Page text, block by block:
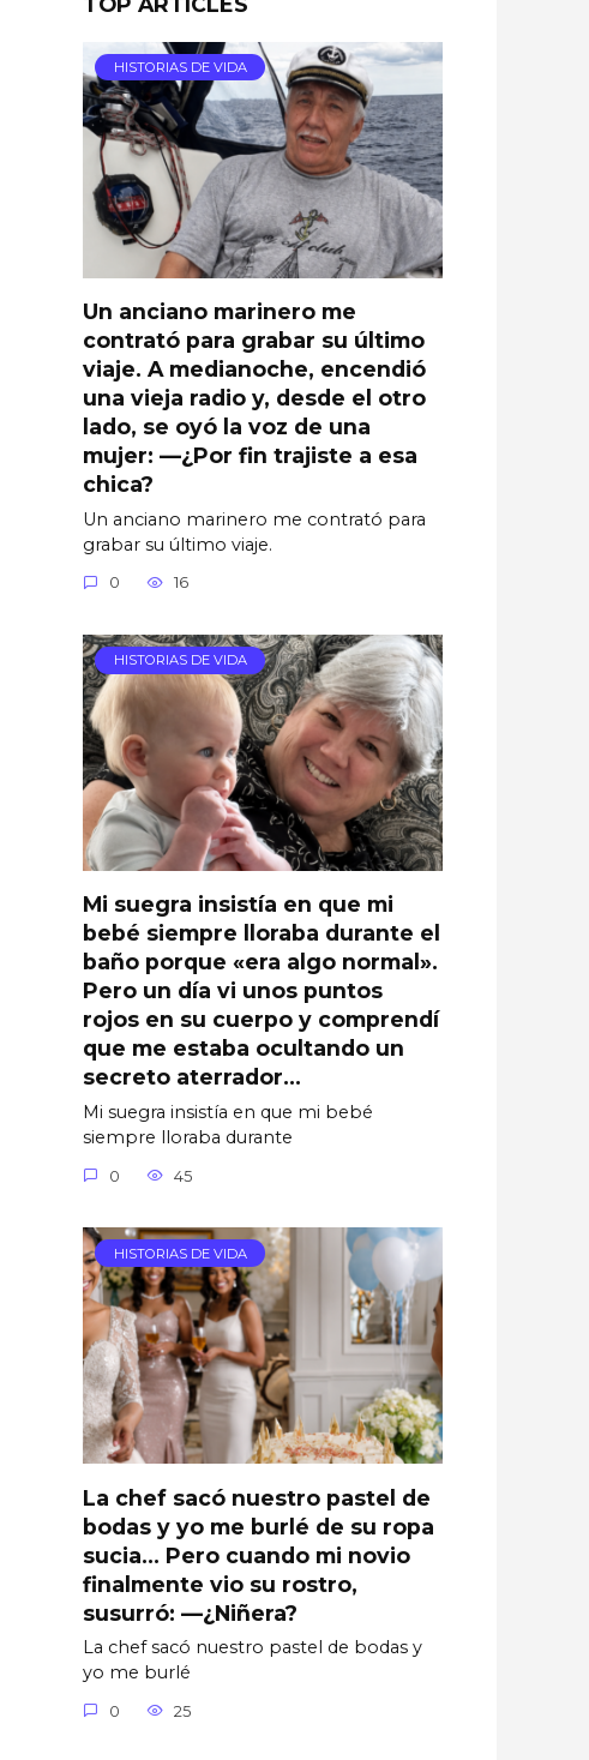
HISTORIAS DE VIDA
Un anciano marinero me
contrató para grabar su último
viaje. A medianoche, encendió
una vieja radio y, desde el otro
lado, se oyó la voz de una
mujer: —¿Por fin trajiste a esa
chica?
Un anciano marinero me contrató para
grabar su último viaje.
0 16
HISTORIAS DE VIDA
Mi suegra insistía en que mi
bebé siempre lloraba durante el
baño porque «era algo normal».
Pero un día vi unos puntos
rojos en su cuerpo y comprendí
que me estaba ocultando un
secreto aterrador…
Mi suegra insistía en que mi bebé
siempre lloraba durante
0 45
HISTORIAS DE VIDA
La chef sacó nuestro pastel de
bodas y yo me burlé de su ropa
sucia… Pero cuando mi novio
finalmente vio su rostro,
susurró: —¿Niñera?
La chef sacó nuestro pastel de bodas y
yo me burlé
0 25